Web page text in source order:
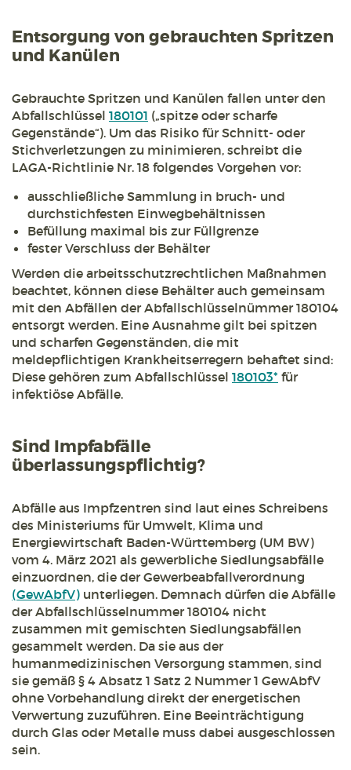
Entsorgung von gebrauchten Spritzen
und Kanülen
Gebrauchte Spritzen und Kanülen fallen unter den
Abfallschlüssel 180101 („spitze oder scharfe
Gegenstände“). Um das Risiko für Schnitt- oder
Stichverletzungen zu minimieren, schreibt die
LAGA-Richtlinie Nr. 18 folgendes Vorgehen vor:
ausschließliche Sammlung in bruch- und
durchstichfesten Einwegbehältnissen
Befüllung maximal bis zur Füllgrenze
fester Verschluss der Behälter
Werden die arbeitsschutzrechtlichen Maßnahmen
beachtet, können diese Behälter auch gemeinsam
mit den Abfällen der Abfallschlüsselnümmer 180104
entsorgt werden. Eine Ausnahme gilt bei spitzen
und scharfen Gegenständen, die mit
meldepflichtigen Krankheitserregern behaftet sind:
Diese gehören zum Abfallschlüssel 180103* für
infektiöse Abfälle.
Sind Impfabfälle
überlassungspflichtig?
Abfälle aus Impfzentren sind laut eines Schreibens
des Ministeriums für Umwelt, Klima und
Energiewirtschaft Baden-Württemberg (UM BW)
vom 4. März 2021 als gewerbliche Siedlungsabfälle
einzuordnen, die der Gewerbeabfallverordnung
(GewAbfV) unterliegen. Demnach dürfen die Abfälle
der Abfallschlüsselnummer 180104 nicht
zusammen mit gemischten Siedlungsabfällen
gesammelt werden. Da sie aus der
humanmedizinischen Versorgung stammen, sind
sie gemäß § 4 Absatz 1 Satz 2 Nummer 1 GewAbfV
ohne Vorbehandlung direkt der energetischen
Verwertung zuzuführen. Eine Beeinträchtigung
durch Glas oder Metalle muss dabei ausgeschlossen
sein.